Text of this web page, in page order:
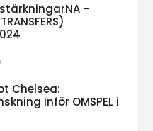
–
Chelsea:
inför OMSPEL i